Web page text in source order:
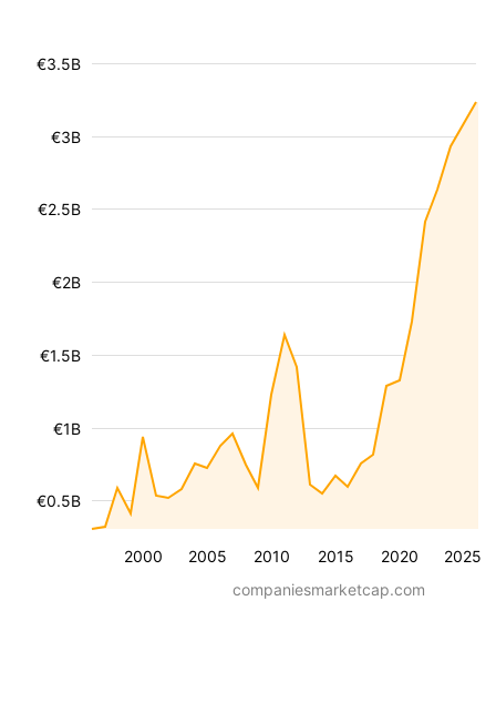
2000 2005 2010 2015 2020 2025
€0.5B
€1B
€1.5B
€2B
€2.5B
€3B
€3.5B
companiesmarketcap.com